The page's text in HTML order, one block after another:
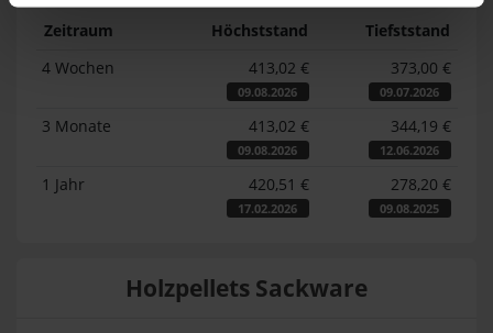
Zeitraum Höchststand
Tiefststand
4 Wochen
413,02 €
09.08.2026
373,00 €
09.07.2026
3 Monate 413,02 €
09.08.2026
344,19 €
12.06.2026
1 Jahr 420,51 €
17.02.2026
278,20 €
09.08.2025
Holzpellets Sackware